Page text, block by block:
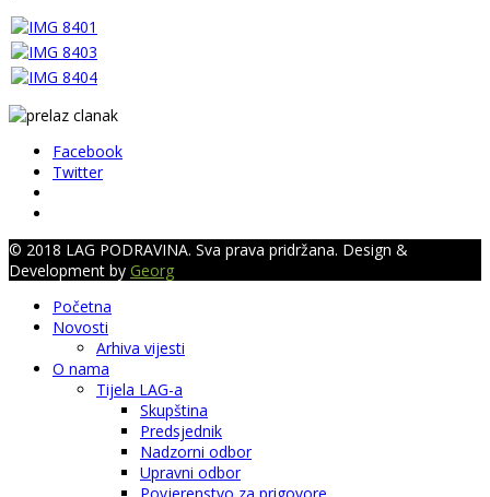
Facebook
Twitter
© 2018 LAG PODRAVINA. Sva prava pridržana. Design &
Development by Georg
Početna
Novosti
Arhiva vijesti
O nama
Tijela LAG-a
Skupština
Predsjednik
Nadzorni odbor
Upravni odbor
Povjerenstvo za prigovore